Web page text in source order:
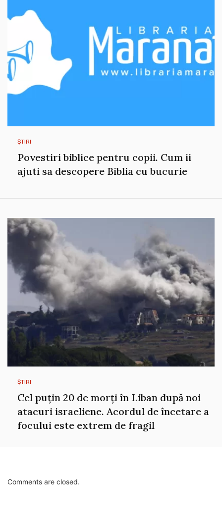
ȘTIRI
Povestiri biblice pentru copii. Cum ii
ajuti sa descopere Biblia cu bucurie
ȘTIRI
Cel puțin 20 de morți în Liban după noi
atacuri israeliene. Acordul de încetare a
focului este extrem de fragil
Comments are closed.